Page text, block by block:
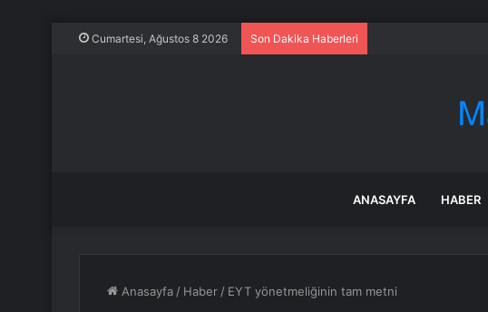
Cumartesi, Ağustos 8 2026 Son Dakika Haberleri
ANASAYFA HABER
Anasayfa / Haber / EYT yönetmeliğinin tam metni